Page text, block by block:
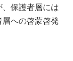
保護者層には
への啓蒙啓発